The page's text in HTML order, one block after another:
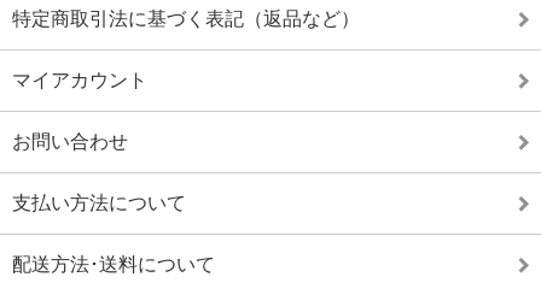
特定商取引法に基づく表記（返品など）
マイアカウント
お問い合わせ
支払い方法について
配送方法･送料について